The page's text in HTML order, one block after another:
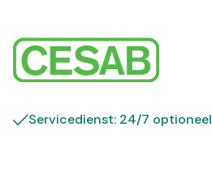
Servicedienst: 24/7 optioneel